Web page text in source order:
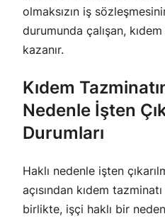
olmaksızın iş
durumunda çalışan,
kazanır.
Kıdem
Nedenle İşten
Durumları
Haklı nedenle işten
açısından kıdem
birlikte, işçi haklı bir